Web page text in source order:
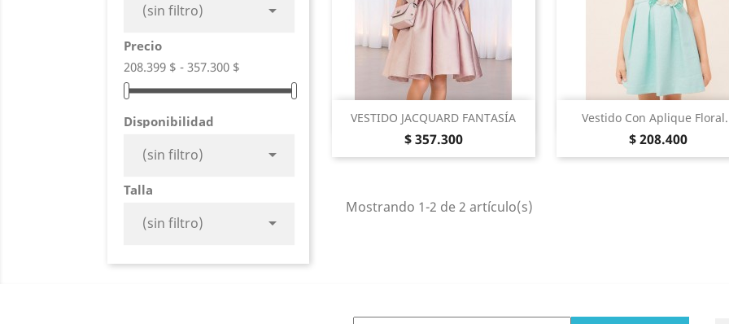
(sin filtro) 
Precio
208.399 $ - 357.300 $
Disponibilidad
(sin filtro) 
Talla
(sin filtro) 
VESTIDO JACQUARD FANTASÍA
Precio
$ 357.300
Vista Rápida
Rosa
Vestido Con Aplique
Precio
$ 208.400
Vista Rápida
Menta
Mostrando 1-2 de 2 artículo(s)